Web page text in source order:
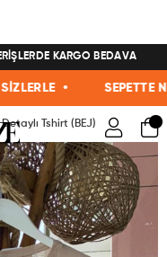
KARGO BEDAVA
• SEPETTE NET
Tshirt (BEJ)